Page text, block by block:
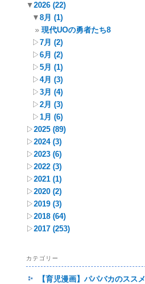
▼ 2026 (22)
▼ 8月 (1)
現代UOの勇者たち8
▷7月 (2)
▷6月 (2)
▷5月 (1)
▷4月 (3)
▷3月 (4)
▷2月 (3)
▷1月 (6)
▷2025 (89)
▷2024 (3)
▷2023 (6)
▷2022 (3)
▷2021 (1)
▷2020 (2)
▷2019 (3)
▷2018 (64)
▷2017 (253)
カテゴリー
【育児漫画】パパバカのススメ